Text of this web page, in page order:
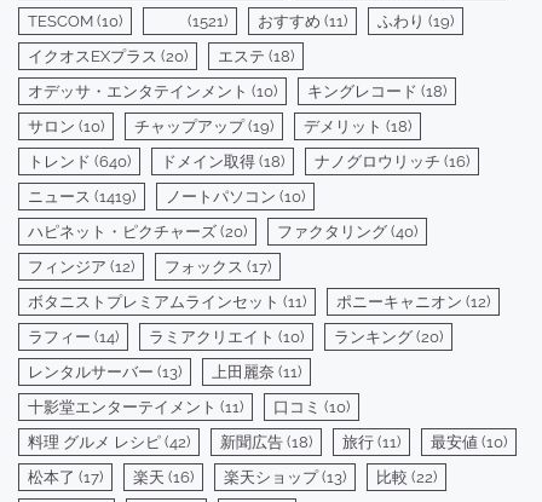
TESCOM (10) (1521) おすすめ (11) ふわり (19)
イクオスEXプラス (20) エステ (18)
オデッサ・エンタテインメント (10) キングレコード (18)
サロン (10) チャップアップ(19) デメリット (18)
トレンド (640) ドメイン取得 (18) ナノグロウリッチ (16)
ニュース (1419) ノートパソコン (10)
ハピネット・ピクチャーズ (20) ファクタリング (40)
フィンジア (12) フォックス (17)
ボタニストプレミアムラインセット (11) ポニーキャニオン (12)
ラフィー (14) ラミアクリエイト (10) ランキング (20)
レンタルサーバー (13) 上田麗奈 (11)
十影堂エンターテイメント (11) 口コミ (10)
料理 グルメ レシピ (42) 新聞広告 (18) 旅行 (11) 最安値 (10)
松本了 (17) 楽天 (16) 楽天ショップ(13) 比較 (22)